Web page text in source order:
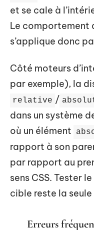
et se cale à
Le comportement
s’applique donc
Côté moteurs
par exemple), la
relative /
dans un système
où un élément
rapport à son
par rapport au
sens CSS. Tester
cible reste la
Erreurs